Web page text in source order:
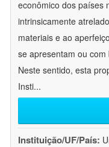
econômico dos países
intrinsicamente
materiais e ao
se apresentam ou
Neste sentido, esta
Insti...
Instituição/UF/País: